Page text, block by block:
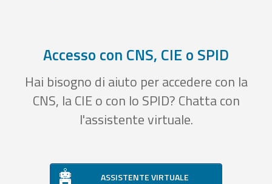
Accesso con CNS, CIE o SPID
Hai bisogno di aiuto per accedere con la
CNS, la CIE o con lo SPID? Chatta con
l'assistente virtuale.
ASSISTENTE VIRTUALE